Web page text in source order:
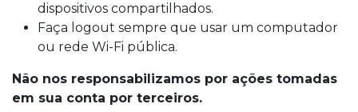
dispositivos compartilhados.
Faça logout sempre que usar um computador
ou rede Wi-Fi pública.
Não nos responsabilizamos por ações tomadas
em sua conta por terceiros.